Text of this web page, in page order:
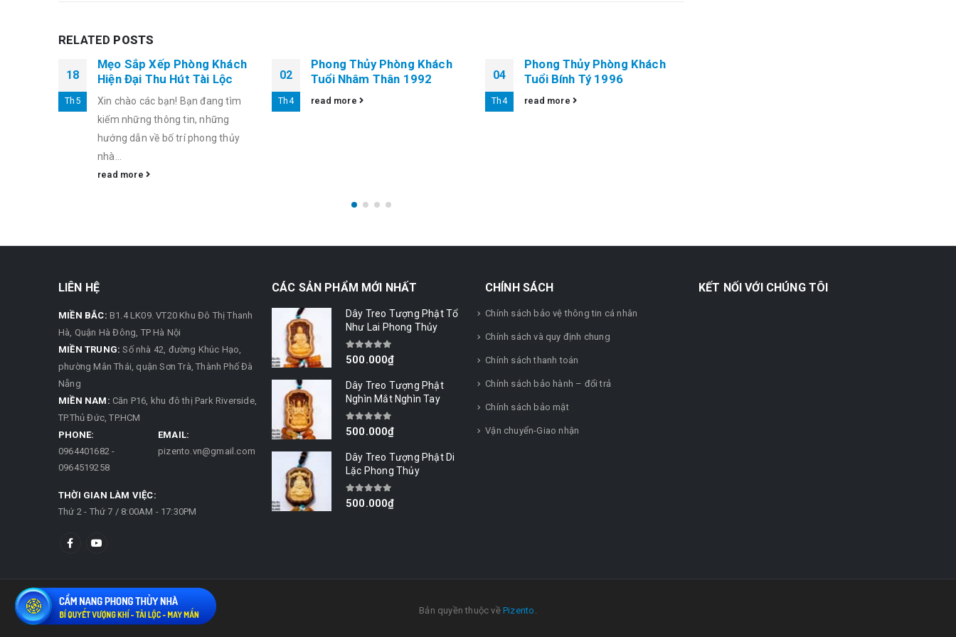
RELATED POSTS
18
Th5
Mẹo Sắp Xếp Phòng Khách
Hiện Đại Thu Hút Tài Lộc
Xin chào các bạn! Bạn đang tìm
kiếm những thông tin, những
hướng dẫn về bố trí phong thủy
nhà...
read more
02
Th4
Phong Thủy Phòng Khách
Tuổi Nhâm Thân 1992
read more
04
Th4
Phong Thủy Phòng Khách
Tuổi Bính Tý 1996
read more
LIÊN HỆ
MIỀN BẮC: B1.4 LK09. VT20 Khu Đô Thị Thanh
Hà, Quận Hà Đông, TP Hà Nội
MIỀN TRUNG: Số nhà 42, đường Khúc Hạo,
phường Mân Thái, quận Sơn Trà, Thành Phố Đà
Nẵng
MIỀN NAM: Căn P16, khu đô thị Park Riverside,
TP.Thủ Đức, TP.HCM
PHONE:
0964401682 -
0964519258
EMAIL:
pizento.vn@gmail.com
THỜI GIAN LÀM VIỆC:
Thứ 2 - Thứ 7 / 8:00AM - 17:30PM
CÁC SẢN PHẨM MỚI NHẤT
Dây Treo Tượng Phật Tổ
Như Lai Phong Thủy
0out of 5
500.000₫
Dây Treo Tượng Phật
Nghìn Mắt Nghìn Tay
0out of 5
500.000₫
Dây Treo Tượng Phật Di
Lặc Phong Thủy
0out of 5
500.000₫
CHÍNH SÁCH
Chính sách bảo vệ thông tin cá nhân
Chính sách và quy định chung
Chính sách thanh toán
Chính sách bảo hành – đổi trả
Chính sách bảo mật
Vận chuyển-Giao nhận
KẾT NỐI VỚI CHÚNG TÔI
Bản quyền thuộc vềPizento .